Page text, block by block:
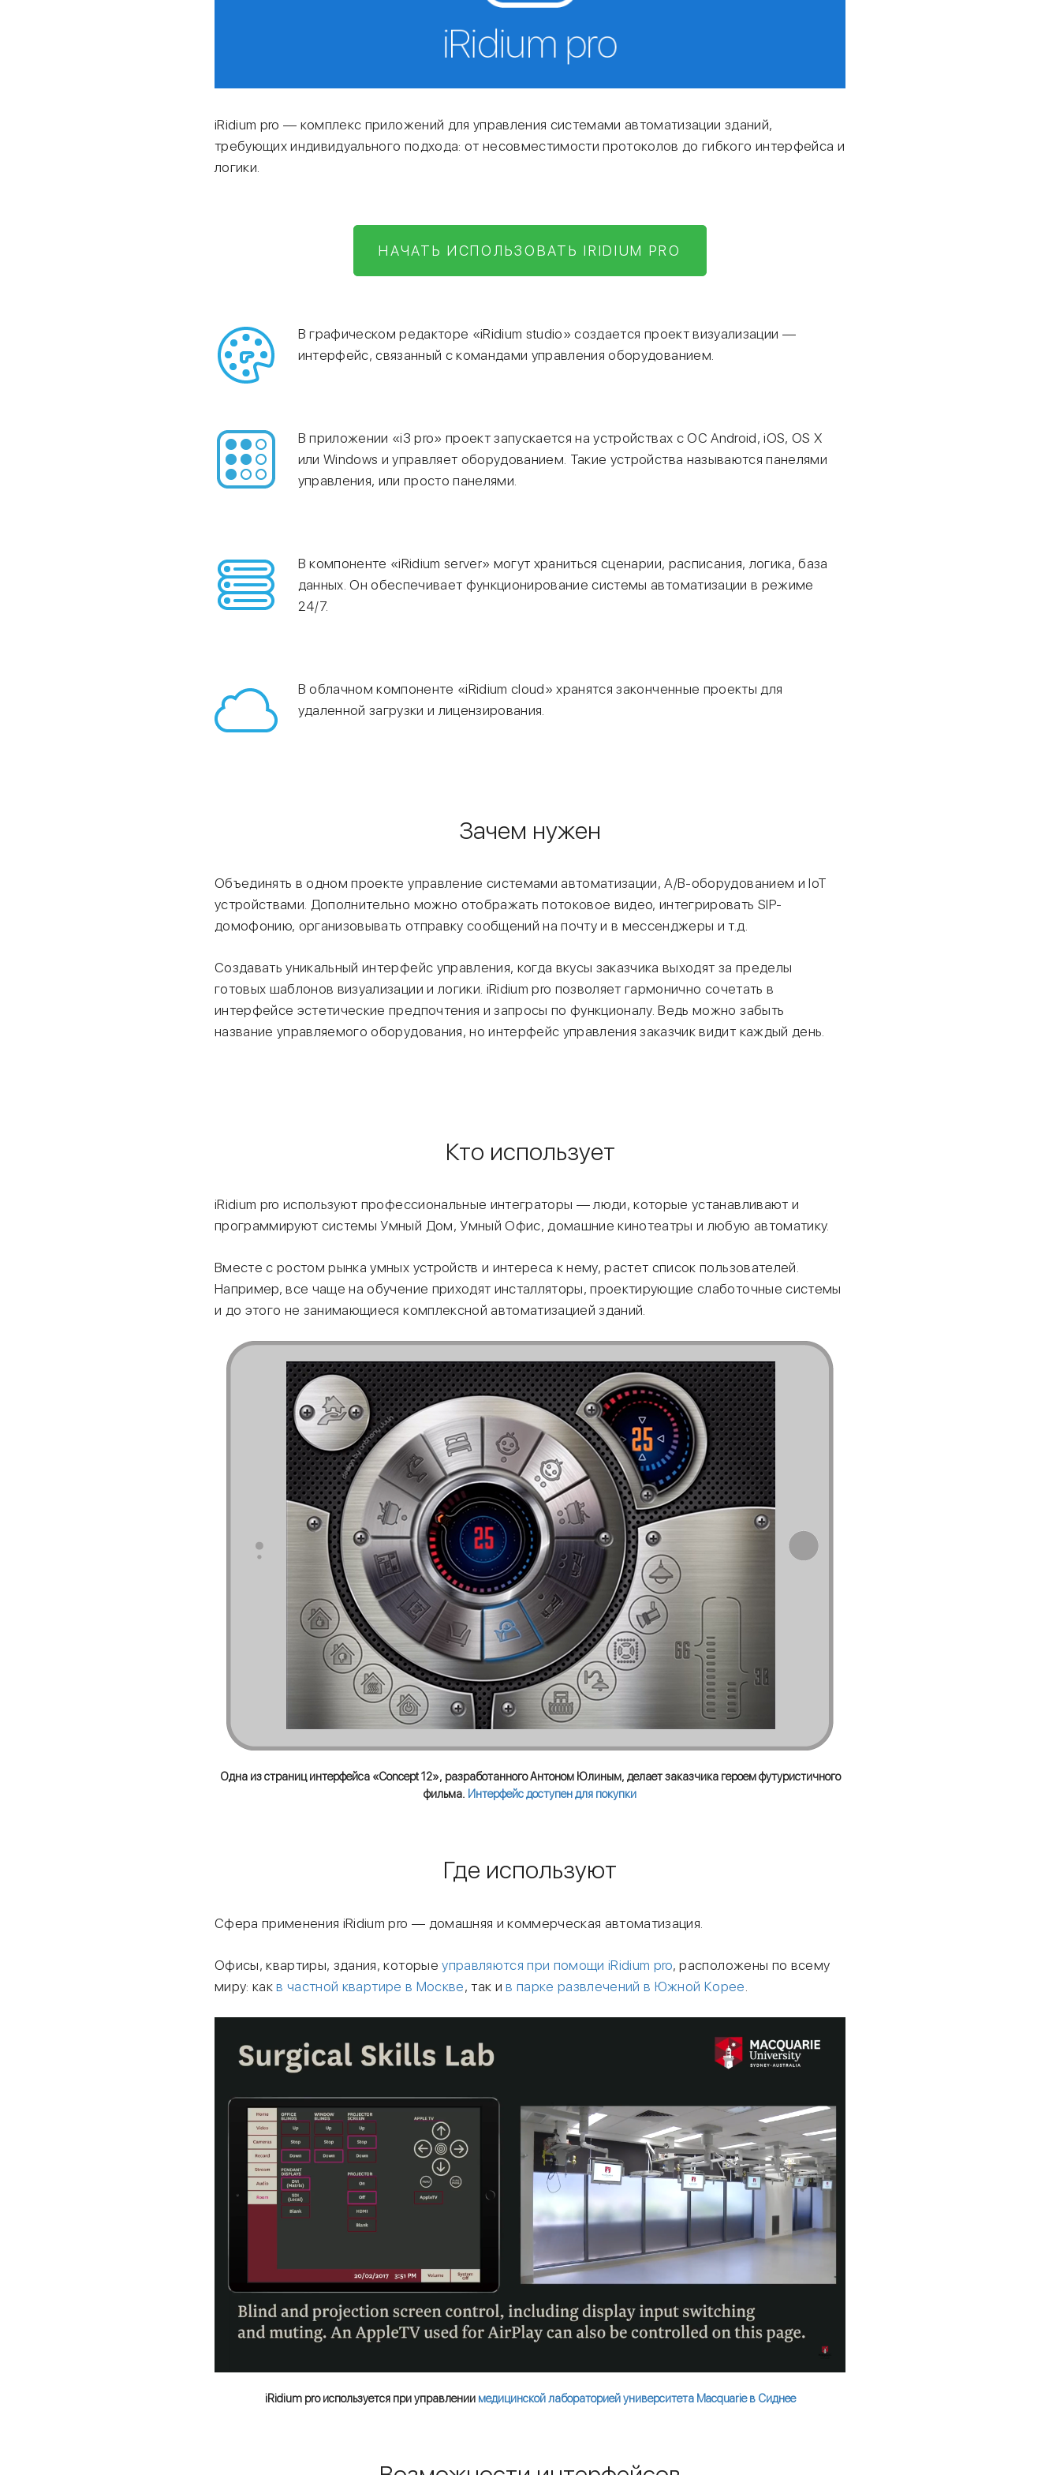
iRidium pro — комплекс приложений для управления системами автоматизации зданий,
требующих индивидуального подхода: от несовместимости протоколов до гибкого интерфейса и
логики.
НАЧАТЬ ИСПОЛЬЗОВАТЬ IRIDIUM PRO
В графическом редакторе «iRidium studio» создается проект визуализации —
интерфейс, связанный с командами управления оборудованием.
В приложении «i3 pro» проект запускается на устройствах с ОС Android, iOS, OS X
или Windows и управляет оборудованием. Такие устройства называются панелями
управления, или просто панелями.
В компоненте «iRidium server» могут храниться сценарии, расписания, логика, база
данных. Он обеспечивает функционирование системы автоматизации в режиме
24/7.
В облачном компоненте «iRidium cloud» хранятся законченные проекты для
удаленной загрузки и лицензирования.
Зачем нужен
Объединять в одном проекте управление системами автоматизации, А/В-оборудованием и IoT
устройствами. Дополнительно можно отображать потоковое видео, интегрировать SIP-
домофонию, организовывать отправку сообщений на почту и в мессенджеры и т.д.
Создавать уникальный интерфейс управления, когда вкусы заказчика выходят за пределы
готовых шаблонов визуализации и логики. iRidium pro позволяет гармонично сочетать в
интерфейсе эстетические предпочтения и запросы по функционалу. Ведь можно забыть
название управляемого оборудования, но интерфейс управления заказчик видит каждый день.
Кто использует
iRidium pro используют профессиональные интеграторы — люди, которые устанавливают и
программируют системы Умный Дом, Умный Офис, домашние кинотеатры и любую автоматику.
Вместе с ростом рынка умных устройств и интереса к нему, растет список пользователей.
Например, все чаще на обучение приходят инсталляторы, проектирующие слаботочные системы
и до этого не занимающиеся комплексной автоматизацией зданий.
Одна из страниц интерфейса «Concept 12», разработанного Антоном Юлиным, делает заказчика героем футуристичного
фильма. Интерфейс доступен для покупки
Где используют
Сфера применения iRidium pro — домашняя и коммерческая автоматизация.
Офисы, квартиры, здания, которыеуправляются при помощи iRidium pro, расположены по всему
миру: какв частной квартире в Москве, так ив парке развлечений в Южной Корее
iRidium pro используется при управлении медицинской лабораторией университета Macquarie в Сиднее